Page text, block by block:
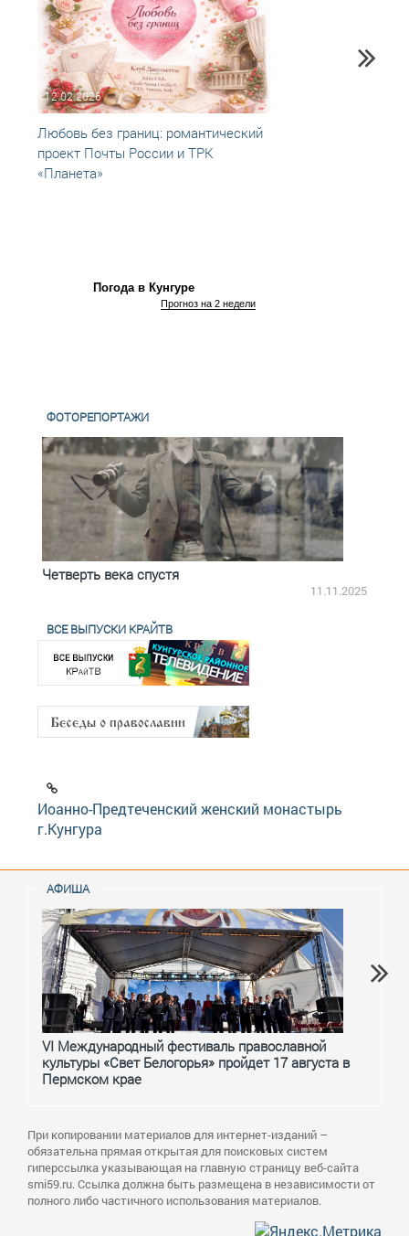
12.02.2026
Любовь без границ: романтический
проект Почты России и ТРК
«Планета»
Погода в Кунгуре
Прогноз на 2 недели
ФОТОРЕПОРТАЖИ
Четверть века спустя
11.11.2025
ВСЕ ВЫПУСКИ КРАЙТВ
Иоанно-Предтеченский женский монастырь
г.Кунгура
АФИША
VI Международный фестиваль православной
культуры «Свет Белогорья» пройдет 17 августа в
Пермском крае
При копировании материалов для интернет-изданий –
обязательна прямая открытая для поисковых систем
гиперссылка указывающая на главную страницу веб-сайта
smi59.ru. Ссылка должна быть размещена в независимости от
полного либо частичного использования материалов.